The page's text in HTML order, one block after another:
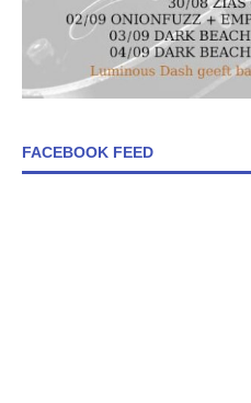
FACEBOOK FEED